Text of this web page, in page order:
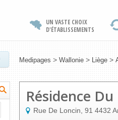
UN VASTE CHOIX
D'ÉTABLISSEMENTS
Medipages > Wallonie > Liège >
Résidence
Rue De Loncin, 91 4432